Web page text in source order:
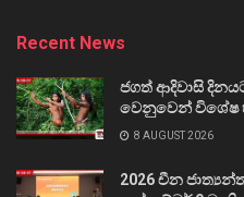
Recent News
ජගත් ආදිවාසි
වෙනුවෙන් විශේෂ
8 AUGUST 2026
2026 චීන